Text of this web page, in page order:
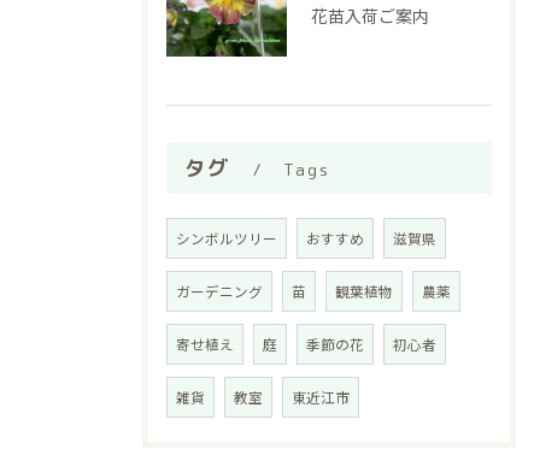
花苗入荷ご案内
タグ Tags
シンボルツリー おすすめ 滋賀県
ガーデニング 苗 観葉植物 農薬
寄せ植え 庭 季節の花 初心者
雑貨 教室 東近江市